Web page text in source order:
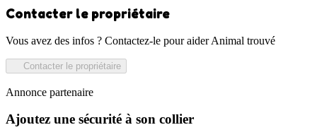
Contacter le propriétaire
Vous avez des infos ? Contactez-le pour aider Animal trouvé
Contacter le propriétaire
Annonce partenaire
Ajoutez une sécurité à son collier